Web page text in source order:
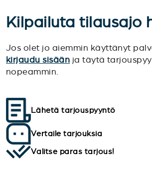
Kilpailuta tilausajo
Jos olet jo aiemmin käyttänyt
kirjaudu sisään ja täytä
nopeammin.
Lähetä tarjouspyyntö
Vertaile tarjouksia
Valitse paras tarjous!